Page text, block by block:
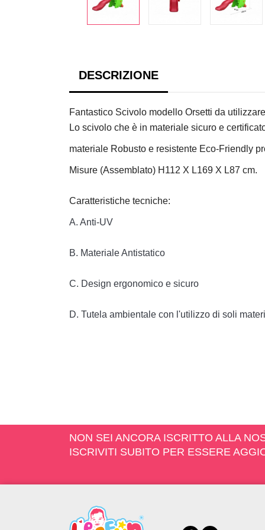
DESCRIZIONE
Fantastico Scivolo modello Orsetti da
Lo scivolo che è in materiale sicuro e
materiale Robusto e resistente Eco-Friendly
Misure (Assemblato) H112 X L169 X L87 cm.
Caratteristiche tecniche:
A. Anti-UV
B. Materiale Antistatico
C. Design ergonomico e sicuro
D. Tutela ambientale con l'utilizzo di soli
NON SEI ANCORA ISCRITTO ALLA
ISCRIVITI SUBITO PER ESSERE